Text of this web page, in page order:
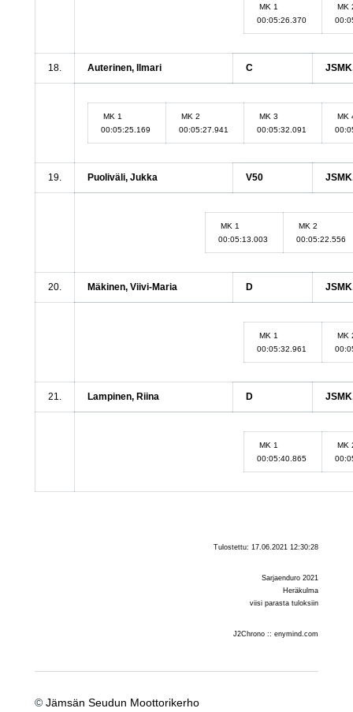
MK 1
00:05:26.370
MK
18. Auterinen, Ilmari C
MK 1
00:05:25.169
MK 2
00:05:27.941
MK 3
00:05:32.091
MK
19. Puoliväli, Jukka V50
MK 1
00:05:13.003
MK 2
00:05:22.556
20. Mäkinen, Viivi-Maria D
MK 1
00:05:32.961
MK
21. Lampinen, Riina D
MK 1
00:05:40.865
MK
Tulostettu: 17.06.2021 12:30:28
Sarjaenduro 2021
Heräkulma
viisi parasta tuloksiin
J2Chrono :: enymind.com
©Jämsän Seudun Moottorikerho